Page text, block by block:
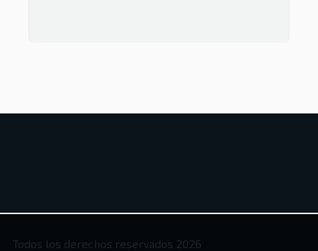
Todos los derechos reservados 2026